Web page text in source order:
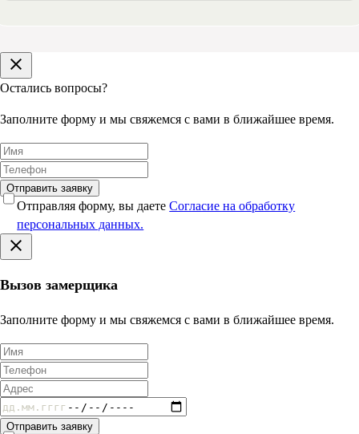
Остались вопросы?
Заполните форму и мы свяжемся с вами в ближайшее время.
Отправить заявку
Отправляя форму, вы даетеСогласие на обработку
персональных данных.
Вызов замерщика
Заполните форму и мы свяжемся с вами в ближайшее время.
Отправить заявку